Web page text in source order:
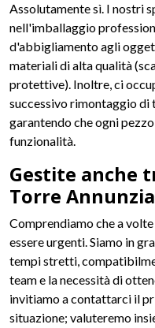
Assolutamente sì. I nostri
nell'imballaggio
d'abbigliamento agli
materiali di alta qualità
protettive). Inoltre, ci
successivo rimontaggio di
garantendo che ogni
funzionalità.
Gestite anche
Torre
Comprendiamo che a
essere urgenti. Siamo in
tempi stretti,
team e la necessità di
invitiamo a contattarci il
situazione; valuteremo